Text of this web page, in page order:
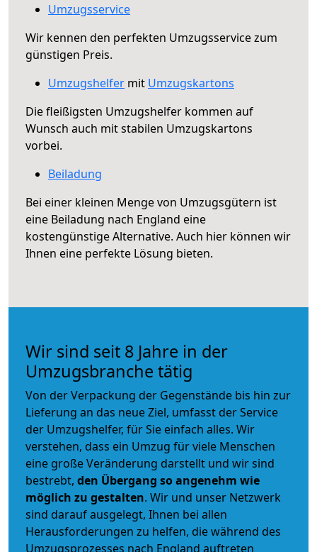
Umzugsservice
Wir kennen den perfekten Umzugsservice zum
günstigen Preis.
Umzugshelfer mit Umzugskartons
Die fleißigsten Umzugshelfer kommen auf
Wunsch auch mit stabilen Umzugskartons
vorbei.
Beiladung
Bei einer kleinen Menge von Umzugsgütern ist
eine Beiladung nach England eine
kostengünstige Alternative. Auch hier können wir
Ihnen eine perfekte Lösung bieten.
Wir sind seit 8 Jahre in der
Umzugsbranche tätig
Von der Verpackung der Gegenstände bis hin zur
Lieferung an das neue Ziel, umfasst der Service
der Umzugshelfer, für Sie einfach alles. Wir
verstehen, dass ein Umzug für viele Menschen
eine große Veränderung darstellt und wir sind
bestrebt, den Übergang so angenehm wie
möglich zu gestalten. Wir und unser Netzwerk
sind darauf ausgelegt, Ihnen bei allen
Herausforderungen zu helfen, die während des
Umzugsprozesses nach England auftreten